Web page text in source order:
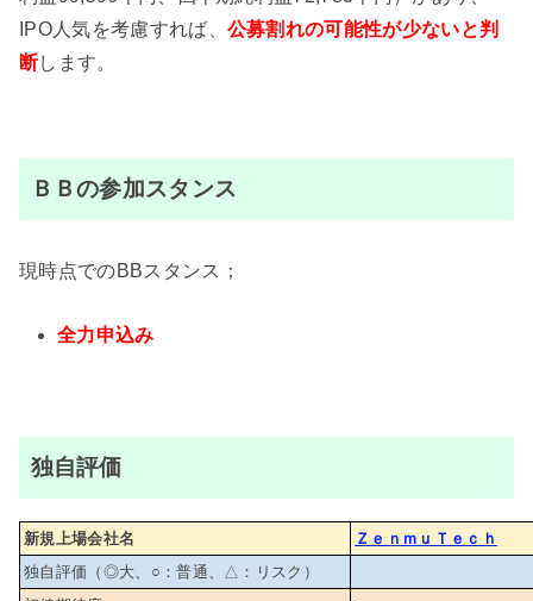
IPO人気を考慮すれば、 公募割れの可能性が少ないと判
断します。
ＢＢの参加スタンス
現時点でのBBスタンス；
全力申込み
独自評価
新規上場会社名
ＺｅｎｍｕＴｅｃｈ
独自評価（◎大、○：普通、△：リスク）